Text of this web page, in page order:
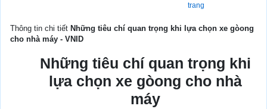
trang
Thông tin chi tiết Những tiêu chí quan trọng khi lựa chọn xe gòong
cho nhà máy - VNID
Những tiêu chí quan trọng khi
lựa chọn xe gòong cho nhà
máy